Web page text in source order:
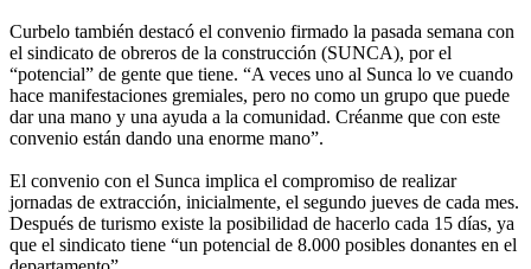
Curbelo también destacó el convenio firmado la pasada semana con
el sindicato de obreros de la construcción (SUNCA), por el
“potencial” de gente que tiene. “A veces uno al Sunca lo ve cuando
hace manifestaciones gremiales, pero no como un grupo que puede
dar una mano y una ayuda a la comunidad. Créanme que con este
convenio están dando una enorme mano”.
El convenio con el Sunca implica el compromiso de realizar
jornadas de extracción, inicialmente, el segundo jueves de cada mes.
Después de turismo existe la posibilidad de hacerlo cada 15 días, ya
que el sindicato tiene “un potencial de 8.000 posibles donantes en el